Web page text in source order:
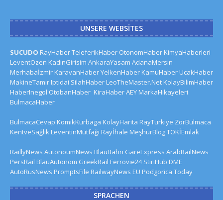
UNSERE WEBSITES
SUCUDO RayHaberTeleferikHaber OtonomHaber KimyaHaberleri
LeventÖzen KadinGirisim AnkaraYasam AdanaMersin
Merhabaİzmir KaravanHaberYelkenHaber KamuHaber UcakHaber
MakineTamir Iptidai SilahHaber LeoTheMaster.Net KolayBilimHaber
HaberInegol OtobanHaber KiraHaberAEY MarkaHikayeleri
BulmacaHaber
BulmacaCevap KomikKurbaga KolayHarita RayTurkiye ZorBulmaca
KentveSağlık LeventinMutfağı Rayİhale MeşhurBlogTOKİEmlak
RaillyNews AutonoumNews BlauBahn GareExpress ArabRailNews
PersRail BlauAutonom GreekRail Ferrovie24 StiriHub DME
AutoRusNews PromptsFile RailwayNews EU Podgorica Today
SPRACHEN